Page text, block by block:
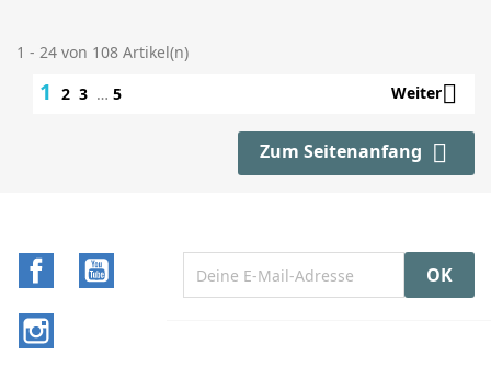
1 - 24 von 108 Artikel(n)
1 2 3 … 5 Weiter
Zum Seitenanfang 
Facebook